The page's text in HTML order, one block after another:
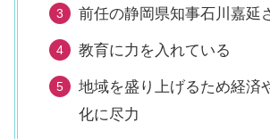
前任の静岡県知事石川嘉延
教育に力を入れている
地域を盛り上げるため経済
化に尽力